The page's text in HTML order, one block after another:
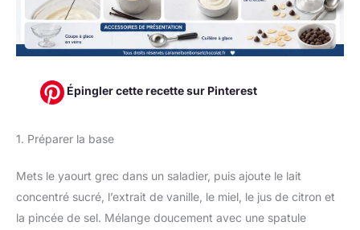
Épingler cette recette sur Pinterest
1. Préparer la base
Mets le yaourt grec dans un saladier, puis ajoute le lait
concentré sucré, l’extrait de vanille, le miel, le jus de citron et
la pincée de sel. Mélange doucement avec une spatule